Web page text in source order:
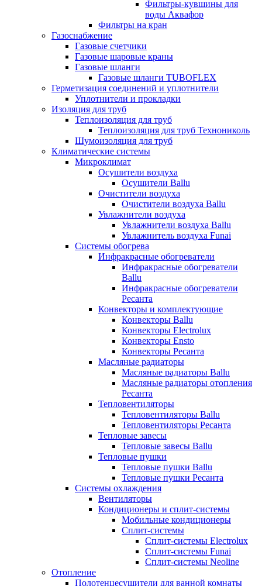
Фильтры-кувшины для
воды Аквафор
Фильтры на кран
Газоснабжение
Газовые счетчики
Газовые шаровые краны
Газовые шланги
Газовые шланги TUBOFLEX
Герметизация соединений и уплотнители
Уплотнители и прокладки
Изоляция для труб
Теплоизоляция для труб
Теплоизоляция для труб Технониколь
Шумоизоляция для труб
Климатические системы
Микроклимат
Осушители воздуха
Осушители Ballu
Очистители воздуха
Очистители воздуха Ballu
Увлажнители воздуха
Увлажнители воздуха Ballu
Увлажнитель воздуха Funai
Системы обогрева
Инфракрасные обогреватели
Инфракрасные обогреватели
Ballu
Инфракрасные обогреватели
Ресанта
Конвекторы и комплектующие
Конвекторы Ballu
Конвекторы Electrolux
Конвекторы Ensto
Конвекторы Ресанта
Масляные радиаторы
Масляные радиаторы Ballu
Масляные радиаторы отопления
Ресанта
Тепловентиляторы
Тепловентиляторы Ballu
Тепловентиляторы Ресанта
Тепловые завесы
Тепловые завесы Ballu
Тепловые пушки
Тепловые пушки Ballu
Тепловые пушки Ресанта
Системы охлаждения
Вентиляторы
Кондиционеры и сплит-системы
Мобильные кондиционеры
Сплит-системы
Сплит-системы Electrolux
Сплит-системы Funai
Сплит-системы Neoline
Отопление
Полотенцесушители для ванной комнаты